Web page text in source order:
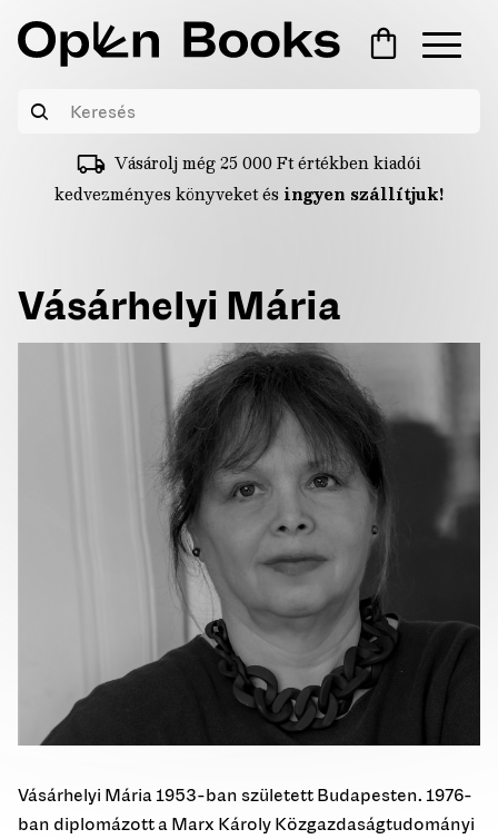
Vásárolj még25 000Ftértékben kiadói
kedvezményes könyveket és ingyen szállítjuk!
Vásárhelyi Mária
Vásárhelyi Mária 1953-ban született Budapesten. 1976-
ban diplomázott a Marx Károly Közgazdaságtudományi